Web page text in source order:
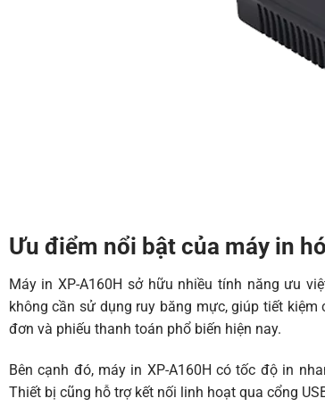
Ưu điểm nổi bật của máy in
Máy in XP-A160H sở hữu nhiều tính năng ưu
không cần sử dụng ruy băng mực, giúp tiết
đơn và phiếu thanh toán phổ biến hiện nay.
Bên cạnh đó, máy in XP-A160H có tốc độ in
Thiết bị cũng hỗ trợ kết nối linh hoạt qua cổng